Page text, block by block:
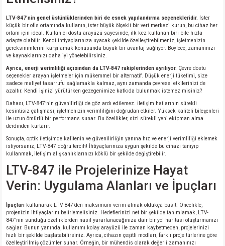
MARKA)
LTV-847’nin genel üstünlüklerinden biri de esnek yapılandırma seçenekleridir. İster
küçük bir ofis ortamında kullanın, ister büyük ölçekli bir veri merkezi kurun, bu cihaz her
ortam için ideal. Kullanıcı dostu arayüzü sayesinde, ilk kez kullanan biri bile hızla
adapte olabilir. Kendi ihtiyaçlarınıza uyacak şekilde özelleştirebilmeniz, işletmenizin
gereksinimlerini karşılamak konusunda büyük bir avantaj sağlıyor. Böylece, zamanınızı
ve kaynaklarınızı daha iyi yönetebilirsiniz.
Ayrıca, enerji verimliliği açısından da LTV-847 rakiplerinden ayrılıyor. Çevre dostu
seçenekler arayan işletmeler için mükemmel bir alternatif. Düşük enerji tüketimi, size
sadece maliyet tasarrufu sağlamakla kalmaz, aynı zamanda çevresel etkilerinizi de
azaltır. Kendi işinizi yürütürken gezegenimize katkıda bulunmak istemez misiniz?
Dahası, LTV-847’nin güvenilirliği de göz ardı edilemez. İletişim hatlarının sürekli
kesintisiz çalışması, işletmenizin verimliliğini doğrudan etkiler. Yüksek kaliteli bileşenleri
ile uzun ömürlü bir performans sunar. Bu özellikler, sizi sürekli yeni ekipman alma
derdinden kurtarır.
Sonuçta, optik iletişimde kalitenin ve güvenilirliğin yanına hız ve enerji verimliliği eklemek
istiyorsanız, LTV-847 doğru tercih! İhtiyaçlarınıza uygun şekilde bu cihazı tanıyıp
kullanmak, iletişim alışkanlıklarınızı köklü bir şekilde değiştirebilir.
LTV-847 ile Projelerinize Hayat
Verin: Uygulama Alanları ve İpuçları
İpuçları kullanarak LTV-847’den maksimum verim almak oldukça basit. Öncelikle,
projenizin ihtiyaçlarını belirlemelisiniz. Hedeflerinizi net bir şekilde tanımlamak, LTV-
847’nin sunduğu özelliklerden nasıl yararlanacağınıza dair bir yol haritası oluşturmanızı
sağlar. Bunun yanında, kullanımı kolay arayüzü ile zaman kaybetmeden, projelerinizi
hızlı bir şekilde başlatabilirsiniz. Ayrıca, cihazın çeşitli modları, farklı proje türlerine göre
özelleştirilmiş çözümler sunar. Örneğin, bir mühendis olarak değerli zamanınızı